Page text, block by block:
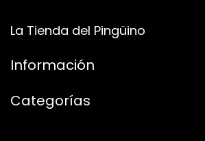
La Tienda del Pingüino
Información
Categorías